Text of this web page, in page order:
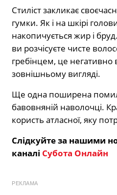
Стиліст закликає
гумки. Як і на шкірі
накопичується жир і
ви розчісуєте чисте
гребінцем, це негативно
зовнішньому вигляді.
Ще одна поширена
бавовняній наволочці.
користь атласної, яку
Слідкуйте за нашими
каналі Субота Онлайн
РЕКЛАМА